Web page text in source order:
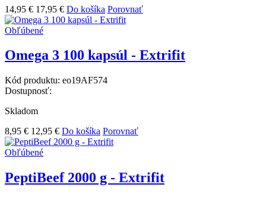
14,95 € 17,95 € Do košíka Porovnať
Obľúbené
Omega 3 100 kapsúl - Extrifit
Kód produktu: eo19AF574
Dostupnosť:
Skladom
8,95 € 12,95 € Do košíka Porovnať
Obľúbené
PeptiBeef 2000 g - Extrifit